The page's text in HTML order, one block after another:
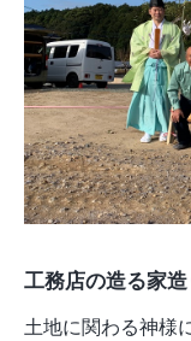
工務店の造る家
土地に関わる神様